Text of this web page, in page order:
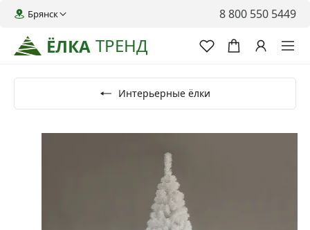
ЁЛКА ТРЕНД
Брянск 8 800 550 5449
Интерьерные ёлки